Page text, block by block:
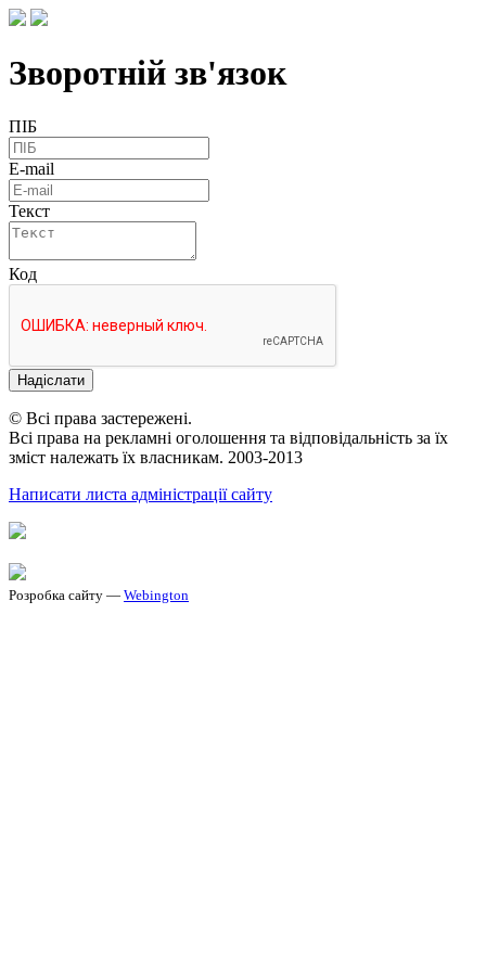
Зворотній зв'язок
ПІБ
E-mail
Текст
Код
Надіслати
© Всі права застережені.
Всі права на рекламні оголошення та відповідальність за їх
зміст належать їх власникам. 2003-2013
Написати листа адміністрації сайту
Розробка сайту — Webington